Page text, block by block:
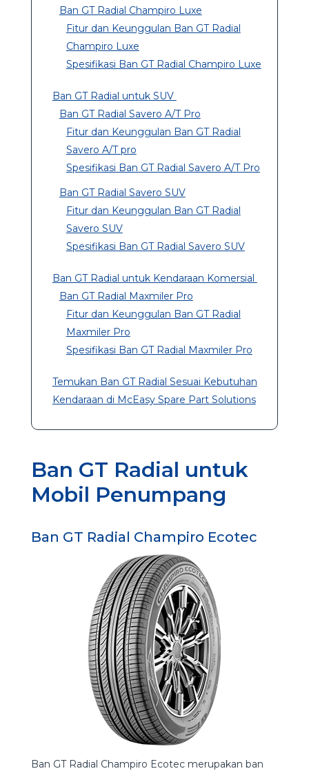
Ban GT Radial Champiro Luxe
Fitur dan Keunggulan Ban GT Radial
Champiro Luxe
Spesifikasi Ban GT Radial Champiro Luxe
Ban GT Radial untuk SUV
Ban GT Radial Savero A/T Pro
Fitur dan Keunggulan Ban GT Radial
Savero A/T pro
Spesifikasi Ban GT Radial Savero A/T Pro
Ban GT Radial Savero SUV
Fitur dan Keunggulan Ban GT Radial
Savero SUV
Spesifikasi Ban GT Radial Savero SUV
Ban GT Radial untuk Kendaraan Komersial
Ban GT Radial Maxmiler Pro
Fitur dan Keunggulan Ban GT Radial
Maxmiler Pro
Spesifikasi Ban GT Radial Maxmiler Pro
Temukan Ban GT Radial Sesuai Kebutuhan
Kendaraan di McEasy Spare Part Solutions
Ban GT Radial untuk
Mobil Penumpang
Ban GT Radial Champiro Ecotec
Ban GT Radial Champiro Ecotec merupakan ban